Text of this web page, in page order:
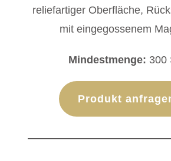
reliefartiger Oberfläche,
mit eingegossenem
Mindestmenge: 300
Produkt